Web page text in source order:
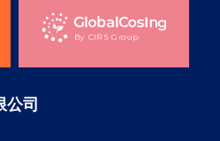
公司